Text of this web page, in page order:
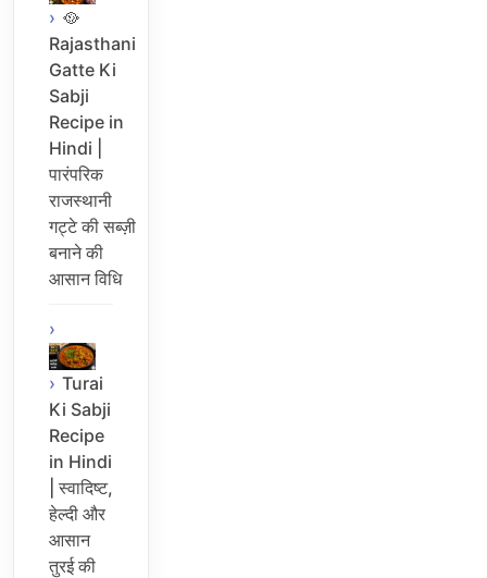
🥘
Rajasthani
Gatte Ki
Sabji
Recipe in
Hindi |
पारंपरिक
राजस्थानी
गट्टे की सब्ज़ी
बनाने की
आसान विधि
Turai
Ki Sabji
Recipe
in Hindi
| स्वादिष्ट,
हेल्दी और
आसान
तुरई की